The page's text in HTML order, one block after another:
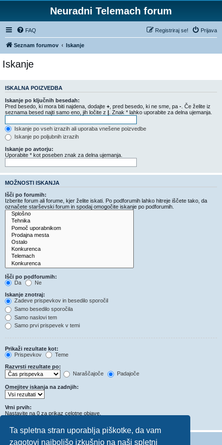
Ta spletna stran uporablja piškotke, da vam
zagotovi najboljšo izkušnjo na naši spletni
Neuradni Telemach forum
FAQ Prijava
Registriraj se!
Seznam forumov Iskanje
Iskanje
ISKALNA POIZVEDBA
Iskanje po ključnih besedah:
Pred besedo, ki mora biti najdena, dodajte + , pred besedo, ki ne sme, pa - . Če želite iz
seznama besed najti samo eno, jih ločite z | . Znak * lahko uporabite za delna ujemanja.
Iskanje po vseh izrazih ali uporaba vnešene poizvedbe
Iskanje po poljubnih izrazih
Iskanje po avtorju:
Uporabite * kot poseben znak za delna ujemanja.
MOŽNOSTI ISKANJA
Išči po forumih:
Izberite forum ali forume, kjer želite iskati. Po podforumih lahko hitreje iščete tako, da
označete starševski forum in spodaj omogočite iskanje po podforumih.
Išči po podforumih:
Da
Ne
Iskanje znotraj:
Zadeve prispevkov in besedilo sporočil
Samo besedilo sporočila
Samo naslovi tem
Samo prvi prispevek v temi
Prikaži rezultate kot:
Prispevkov
Teme
Razvrsti rezultate po:
Naraščajoče
Padajoče
Omejitev iskanja na zadnjih:
Vrni prvih:
Nastavite na 0 za prikaz celotne objave.